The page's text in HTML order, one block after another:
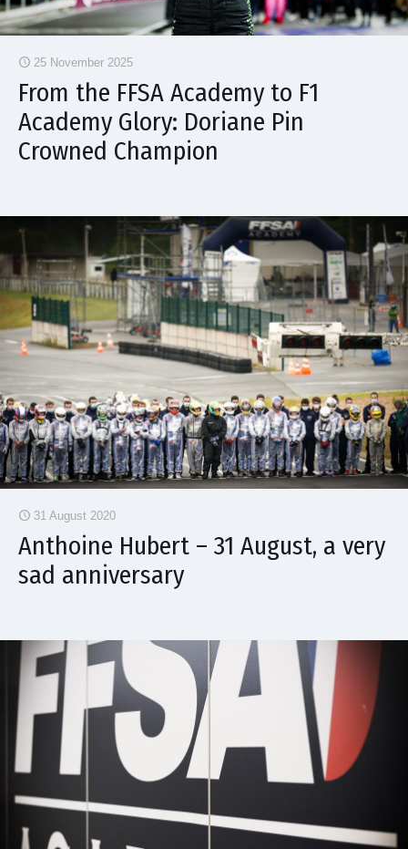
25 November 2025
From the FFSA Academy to F1
Academy Glory: Doriane Pin
Crowned Champion
31 August 2020
Anthoine Hubert – 31 August, a very
sad anniversary